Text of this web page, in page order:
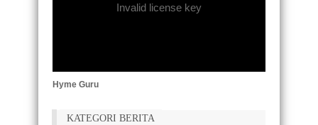
Tujuan pendidikan adalah untuk
Pembelajaran tidak dicapai secara
kebetulan, itu harus dicari dengan semangat
Invalid license key
Hyme Guru
KATEGORI BERITA